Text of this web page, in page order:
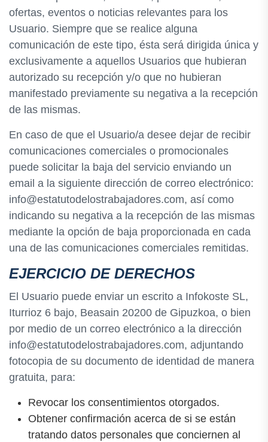
ofertas, eventos o noticias relevantes para los
Usuario. Siempre que se realice alguna
comunicación de este tipo, ésta será dirigida única y
exclusivamente a aquellos Usuarios que hubieran
autorizado su recepción y/o que no hubieran
manifestado previamente su negativa a la recepción
de las mismas.
En caso de que el Usuario/a desee dejar de recibir
comunicaciones comerciales o promocionales
puede solicitar la baja del servicio enviando un
email a la siguiente dirección de correo electrónico:
info@estatutodelostrabajadores.com, así como
indicando su negativa a la recepción de las mismas
mediante la opción de baja proporcionada en cada
una de las comunicaciones comerciales remitidas.
EJERCICIO DE DERECHOS
El Usuario puede enviar un escrito a Infokoste SL,
Iturrioz 6 bajo, Beasain 20200 de Gipuzkoa, o bien
por medio de un correo electrónico a la dirección
info@estatutodelostrabajadores.com, adjuntando
fotocopia de su documento de identidad de manera
gratuita, para:
Revocar los consentimientos otorgados.
Obtener confirmación acerca de si se están
tratando datos personales que conciernen al